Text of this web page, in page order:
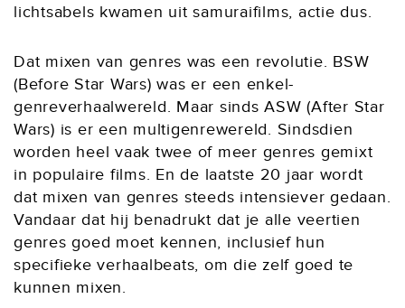
lichtsabels kwamen uit samuraifilms, actie dus.
Dat mixen van genres was een revolutie. BSW
(Before Star Wars) was er een enkel-
genreverhaalwereld. Maar sinds ASW (After Star
Wars) is er een multigenrewereld. Sindsdien
worden heel vaak twee of meer genres gemixt
in populaire films. En de laatste 20 jaar wordt
dat mixen van genres steeds intensiever gedaan.
Vandaar dat hij benadrukt dat je alle veertien
genres goed moet kennen, inclusief hun
specifieke verhaalbeats, om die zelf goed te
kunnen mixen.